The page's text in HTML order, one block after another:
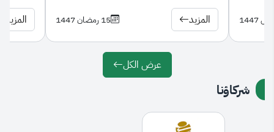
المزيد 15 رمضان 1447 المزيد
عرض الكل
شركاؤنا